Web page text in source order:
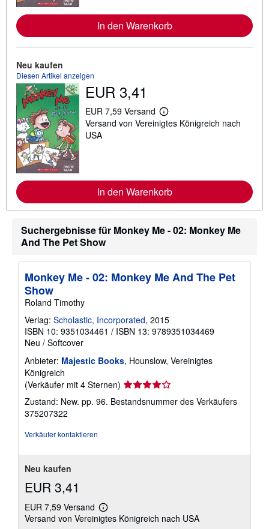
I
f
o
r
e
n
z
a
n
d
k
s
t
In den Warenkorb
Neu kaufen
Diesen Artikel anzeigen
EUR 3,41
EUR 7,59 Versand
W
e
n
f
o
r
a
o
e
e
r
n
d
o
t
Versand von Vereinigtes Königreich nach
USA
In den Warenkorb
Suchergebnisse für Monkey Me - 02: Monkey Me
And The Pet Show
Monkey Me - 02: Monkey Me And The Pet
Show
Roland Timothy
Verlag: Scholastic, Incorporated, 2015
ISBN 10: 9351034461 / ISBN 13: 9789351034469
Neu / Softcover
Anbieter: Majestic Books, Hounslow, Vereinigtes
Königreich
(Verkäufer mit 4 Sternen) Verkäuferbewertung
von
Zustand: New. pp. 96. Bestandsnummer des Verkäufers
375207322
Verkäufer kontaktieren
Neu kaufen
EUR 3,41
EUR 7,59 Versand
Weitere
Informationen
Versand von Vereinigtes Königreich nach USA